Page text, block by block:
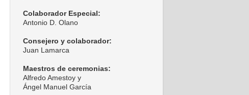
Colaborador Especial:
Antonio D. Olano
Consejero y colaborador:
Juan Lamarca
Maestros de ceremonias:
Alfredo Amestoy y
Ángel Manuel García